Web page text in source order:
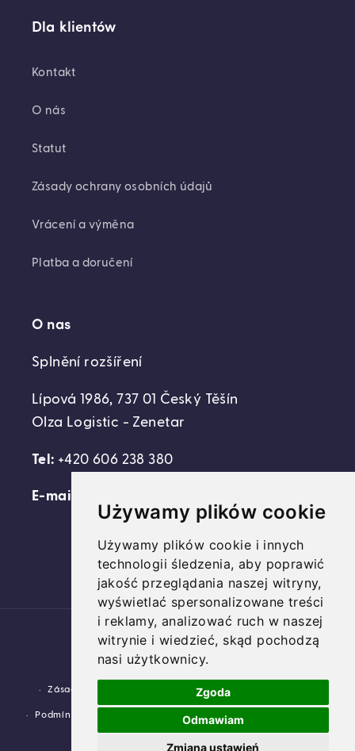
Używamy plików cookie
Używamy plików cookie i innych
technologii śledzenia, aby poprawić
jakość przeglądania naszej witryny,
wyświetlać spersonalizowane treści
i reklamy, analizować ruch w naszej
witrynie i wiedzieć, skąd pochodzą
nasi użytkownicy.
Zgoda
Odmawiam
Zmiana ustawień
Dla klientów
Kontakt
O nás
Statut
Zásady ochrany osobních údajů
Vrácení a výměna
Platba a doručení
O nas
Splnění rozšíření
Lípová 1986, 737 01 Český Těšín
Olza Logistic - Zenetar
Tel: +420 606 238 380
E-mail:
FacebookInstagramYouTube
Platební
metody
Domovideni.cz Využívá Shopify.
Zásady ochrany osobních údajů Zásady vrácení peněz
Podmínky služby Zásady pro doručování